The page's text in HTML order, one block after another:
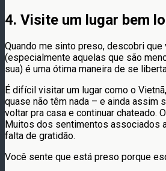
4. Visite um lugar bem
Quando me sinto preso, descobri que
(especialmente aquelas que são
sua) é uma ótima maneira de se
É difícil visitar um lugar como o
quase não têm nada – e ainda assim
voltar pra casa e continuar chateado.
Muitos dos sentimentos associados
falta de gratidão.
Você sente que está preso porque